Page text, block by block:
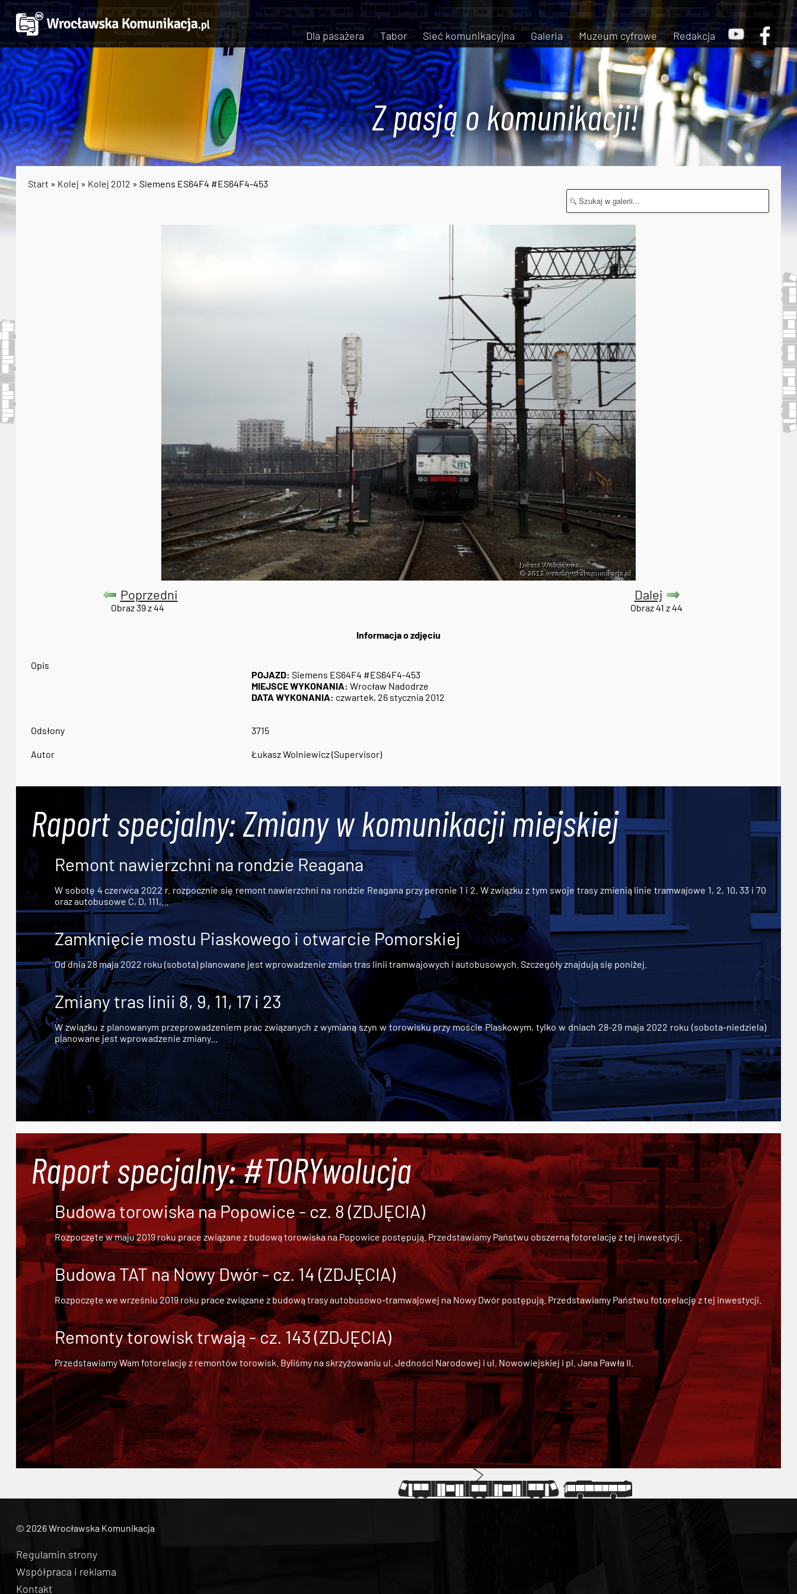
Dla pasażera Tabor Sieć komunikacyjna Galeria Muzeum cyfrowe Redakcja
Z pasją o komunikacji!
Start » Kolej » Kolej 2012 » Siemens ES64F4 #ES64F4-453
Poprzedni
Obraz 39 z 44
Dalej
Obraz 41 z 44
Informacja o zdjęciu
Opis
POJAZD: Siemens ES64F4 #ES64F4-453
MIEJSCE WYKONANIA: Wrocław Nadodrze
DATA WYKONANIA: czwartek, 26 stycznia 2012
Odsłony 3715
Autor Łukasz Wolniewicz (Supervisor)
Raport specjalny: Zmiany w komunikacji miejskiej
Remont nawierzchni na rondzie Reagana
W sobotę 4 czerwca 2022 r. rozpocznie się remont nawierzchni na rondzie Reagana przy peronie 1 i 2. W związku z tym swoje trasy zmienią linie tramwajowe 1, 2, 10, 33 i 70
oraz autobusowe C, D, 111,...
Zamknięcie mostu Piaskowego i otwarcie Pomorskiej
Od dnia 28 maja 2022 roku (sobota) planowane jest wprowadzenie zmian tras linii tramwajowych i autobusowych. Szczegóły znajdują się poniżej.
Zmiany tras linii 8, 9, 11, 17 i 23
W związku z planowanym przeprowadzeniem prac związanych z wymianą szyn w torowisku przy moście Piaskowym, tylko w dniach 28-29 maja 2022 roku (sobota-niedziela)
planowane jest wprowadzenie zmiany...
Raport specjalny: #TORYwolucja
Budowa torowiska na Popowice - cz. 8 (ZDJĘCIA)
Rozpoczęte w maju 2019 roku prace związane z budową torowiska na Popowice postępują. Przedstawiamy Państwu obszerną fotorelację z tej inwestycji.
Budowa TAT na Nowy Dwór - cz. 14 (ZDJĘCIA)
Rozpoczęte we wrześniu 2019 roku prace związane zbudową trasy autobusowo-tramwajowej na Nowy Dwórpostępują. Przedstawiamy Państwu fotorelację z tej inwestycji.
Remonty torowisk trwają - cz. 143 (ZDJĘCIA)
Przedstawiamy Wam fotorelację z remontów torowisk. Byliśmy na skrzyżowaniu ul. Jedności Narodowej i ul. Nowowiejskiej i pl. Jana Pawła II.
© 2026 Wrocławska Komunikacja
Regulamin strony
Współpraca i reklama
Kontakt